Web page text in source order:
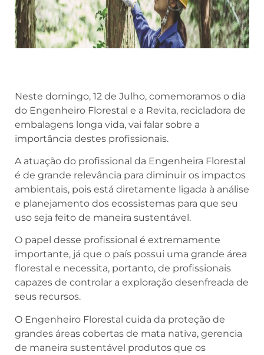
Neste domingo, 12 de Julho, comemoramos o dia
do Engenheiro Florestal e a Revita, recicladora de
embalagens longa vida, vai falar sobre a
importância destes profissionais.
A atuação do profissional da Engenheira Florestal
é de grande relevância para diminuir os impactos
ambientais, pois está diretamente ligada à análise
e planejamento dos ecossistemas para que seu
uso seja feito de maneira sustentável.
O papel desse profissional é extremamente
importante, já que o país possui uma grande área
florestal e necessita, portanto, de profissionais
capazes de controlar a exploração desenfreada de
seus recursos.
O Engenheiro Florestal cuida da proteção de
grandes áreas cobertas de mata nativa, gerencia
de maneira sustentável produtos que os